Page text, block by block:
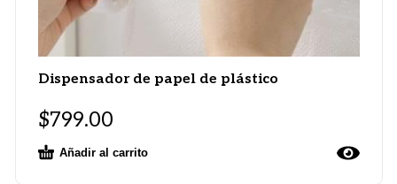
Dispensador de papel de plástico
$799.00
Añadir al carrito